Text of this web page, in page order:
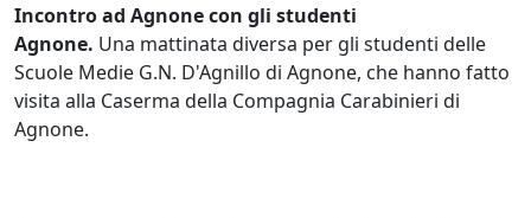
Incontro ad Agnone con gli studenti
Agnone. Una mattinata diversa per gli studenti delle
Scuole Medie G.N. D'Agnillo di Agnone, che hanno fatto
visita alla Caserma della Compagnia Carabinieri di
Agnone.